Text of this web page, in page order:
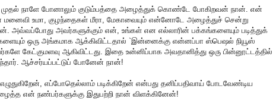
முதல் நாளே போனாலும் குடும்பத்தை அழைத்துக் கொண்டே போகிறவன் நான். என்
மனைவி உமா, குழந்தைகள் மீரா, மேகாவையும் என்னோடே அழைத்துச் சென்று
அவ்வப்போது அவர்களுக்கும் என், உங்கள் என எல்லாரின் பக்கங்களையும் படித்துக்
ஒரு அங்கமாக ஆக்கிவிட்டதால் `இன்னைக்கு என்னப்பா ஸ்பெஷல் நியூஸ்
கேட்குமளவு ஆகிவிட்டது. இதை உன்னிப்பாக அவதானித்து ஒரு பின்னூட்டத்தில்
ஆச்சர்யப்பட்டுப் போனேன் நான்!
எப்போதெல்லாம் படிக்கிறேன் என்பது தனிப்பதிவாய் போடவேண்டிய
என் நண்பர்களுக்கு இதுபற்றி நான் விளக்கினேன்!